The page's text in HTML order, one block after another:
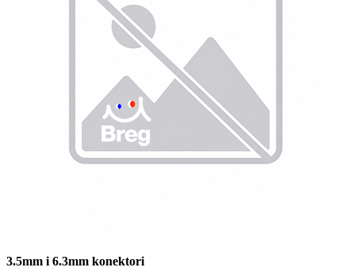
3.5mm i 6.3mm konektori